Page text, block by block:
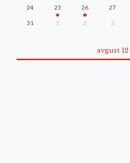
24 25 26 27
31 1 2 3
avgust 12